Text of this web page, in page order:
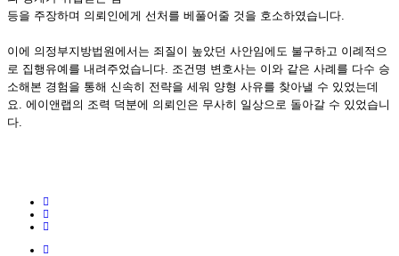
등을 주장하며 의뢰인에게 선처를 베풀어줄 것을 호소하였습니다.
이에 의정부지방법원에서는 죄질이 높았던 사안임에도 불구하고 이례적으
로 집행유예를 내려주었습니다. 조건명 변호사는 이와 같은 사례를 다수 승
소해본 경험을 통해 신속히 전략을 세워 양형 사유를 찾아낼 수 있었는데
요. 에이앤랩의 조력 덕분에 의뢰인은 무사히 일상으로 돌아갈 수 있었습니
다.